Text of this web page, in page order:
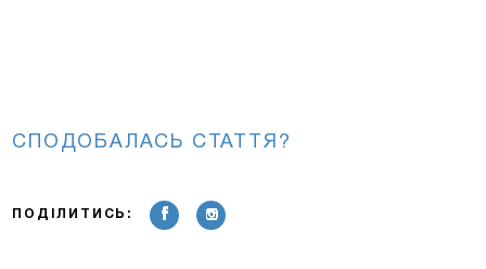
СПОДОБАЛАСЬ СТАТТЯ?
ПОДІЛИТИСЬ: